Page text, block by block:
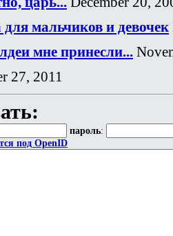
мальчиков и девочек
мне принесли...
27, 2011
пароль:
под OpenID